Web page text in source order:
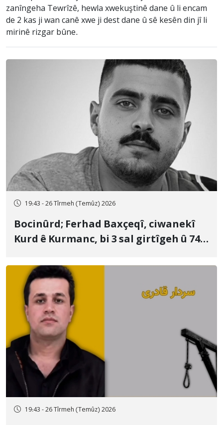
zanîngeha Tewrîzê, hewla xwekuştinê dane û li encam
de 2 kas ji wan canê xwe ji dest dane û sê kesên din jî li
mirinê rizgar bûne.
19:43 - 26 Tîrmeh (Temûz) 2026
Bocinûrd; Ferhad Baxçeqî, ciwanekî
Kurd ê Kurmanc, bi 3 sal girtîgeh û 74
19:43 - 26 Tîrmeh (Temûz) 2026